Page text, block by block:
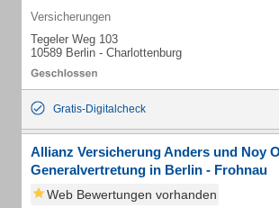
Versicherungen
Tegeler Weg 103
10589 Berlin - Charlottenburg
Gratis-Digitalcheck
Allianz Versicherung Anders und Noy
Generalvertretung in Berlin - Frohnau
Web Bewertungen vorhanden